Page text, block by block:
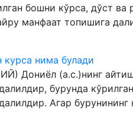
бошни кўрса, дўст ва
манфаат топишига
курса нима булади
Дониёл (а.с.)нинг
бурунда
Агар